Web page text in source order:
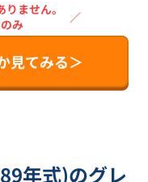
ません。
み
／
見てみる＞
年式)のグレ